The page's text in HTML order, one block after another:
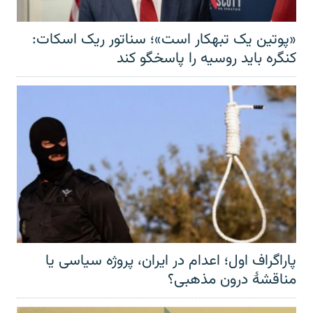
«پوتین یک تبهکار است»؛ سناتور ریک اسکات:
کنگره باید روسیه را پاسخگو کند
پاراگراف اول؛ اعدام در ایران، پروژه سیاسی یا
مناقشهٔ درون مذهبی؟